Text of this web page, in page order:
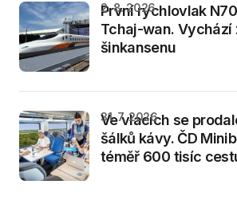
První rychlovlak
Tchaj-wan. Vychází
šinkansenu
2. 8. 2026
Ve vlacích se
šálků kávy. ČD
téměř 600 tisíc
31. 7. 2026